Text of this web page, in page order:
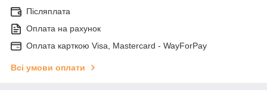
Післяплата
Оплата на рахунок
Оплата карткою Visa, Mastercard - WayForPay
Всі умови оплати